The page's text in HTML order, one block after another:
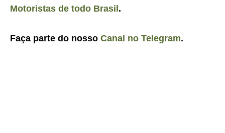
Motoristas de todo Brasil .
Faça parte do nosso Canal no Telegram.